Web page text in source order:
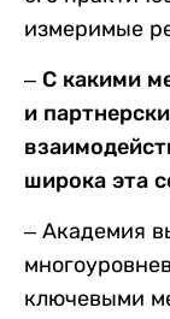
измеримые
– С какими
и
широка эта
– Академия
ключевыми